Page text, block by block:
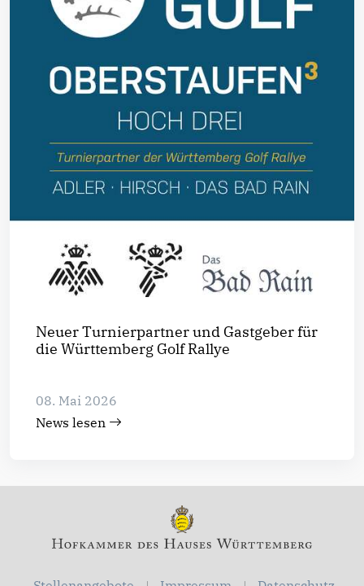
Neuer Turnierpartner und Gastgeber für
die Württemberg Golf Rallye
08. Mai 2026
News lesen